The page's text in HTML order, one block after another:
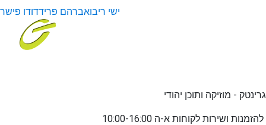
ישי ריבואברהם פרידדודו פישר
גרינטק - מוזיקה ותוכן יהודי
להזמנות ו